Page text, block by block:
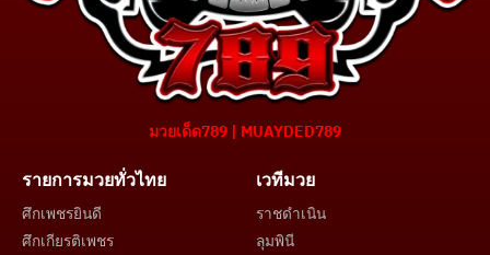
มวยเด็ด789 | MUAYDED789
รายการมวยทั่วไทย
ศึกเพชรยินดี
ศึกเกียรติเพชร
เวทีมวย
ราชดำเนิน
ลุมพินี